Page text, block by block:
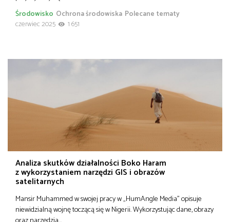
Ochrona środowiska Polecane tematy
Środowisko
czerwiec 2025
1 651
Analiza skutków działalności Boko Haram
z wykorzystaniem narzędzi GIS i obrazów
satelitarnych
Mansir Muhammed w swojej pracy w „HumAngle Media” opisuje
niewidzialną wojnę toczącą się w Nigerii. Wykorzystując dane, obrazy